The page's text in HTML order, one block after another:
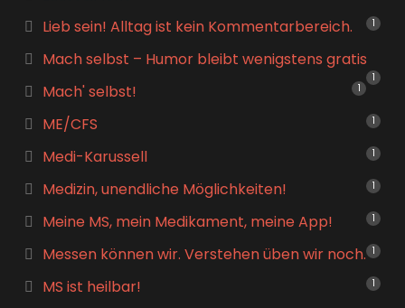
Lieb sein! Alltag ist kein Kommentarbereich. 1
Mach selbst – Humor bleibt wenigstens gratis
1
Mach' selbst! 1
ME/CFS 1
Medi-Karussell 1
Medizin, unendliche Möglichkeiten! 1
Meine MS, mein Medikament, meine App! 1
Messen können wir. Verstehen üben wir noch. 1
MS ist heilbar! 1